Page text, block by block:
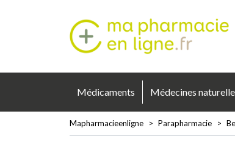
Médicaments Médecines
Mapharmacieenligne Parapharmacie